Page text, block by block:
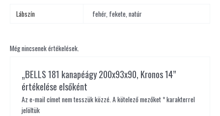
Lábszín fehér, fekete, natúr
Még nincsenek értékelések.
„BELLS 181 kanapéágy 200x93x90, Kronos 14”
értékelése elsőként
Az e-mail címet nem tesszük közzé.A kötelező mezőket*karakterrel
jelöltük